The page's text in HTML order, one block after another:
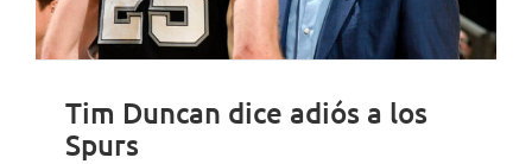
Tim Duncan dice adiós a los
Spurs